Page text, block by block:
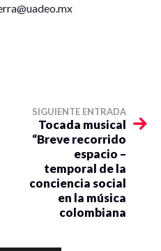
SIGUIENTE ENTRADA
Tocada musical
“Breve recorrido
espacio –
temporal de la
conciencia social
en la música
colombiana